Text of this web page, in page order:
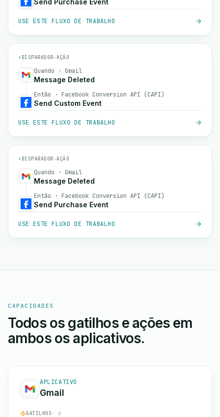
Send Purchase Event
USE ESTE FLUXO DE TRABALHO
⚡ DISPARADOR→AÇÃO
Quando · Gmail
Message Deleted
Então · Facebook Conversion API (CAPI)
Send Custom Event
USE ESTE FLUXO DE TRABALHO
⚡ DISPARADOR→AÇÃO
Quando · Gmail
Message Deleted
Então · Facebook Conversion API (CAPI)
Send Purchase Event
USE ESTE FLUXO DE TRABALHO
CAPACIDADES
Todos os gatilhos e ações em
ambos os aplicativos.
APLICATIVO
Gmail
GATILHOS · 6